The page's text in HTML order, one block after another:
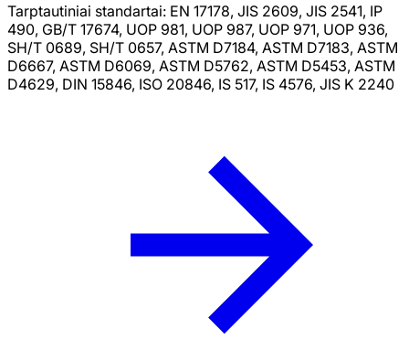
Tarptautiniai standartai: EN 17178, JIS 2609, JIS 2541, IP
490, GB/T 17674, UOP 981, UOP 987, UOP 971, UOP 936,
SH/T 0689, SH/T 0657, ASTM D7184, ASTM D7183, ASTM
D6667, ASTM D6069, ASTM D5762, ASTM D5453, ASTM
D4629, DIN 15846, ISO 20846, IS 517, IS 4576, JIS K 2240